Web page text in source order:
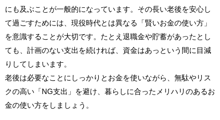
にも及ぶことが一般的になっています。その長い老後を安心し
て過ごすためには、現役時代とは異なる「賢いお金の使い方」
を意識することが大切です。たとえ退職金や貯蓄があったとし
ても、計画のない支出を続ければ、資金はあっという間に目減
りしてしまいます。
老後は必要なことにしっかりとお金を使いながら、無駄やリス
クの高い「NG支出」を避け、暮らしに合ったメリハリのあるお
金の使い方をしましょう。